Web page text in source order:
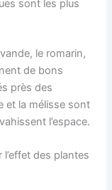
sont les plus
le romarin,
de bons
près des
et la mélisse sont
l’espace.
des plantes